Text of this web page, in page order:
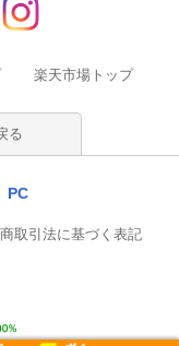
楽天市場トップ
る
PC
取引法に基づく表記